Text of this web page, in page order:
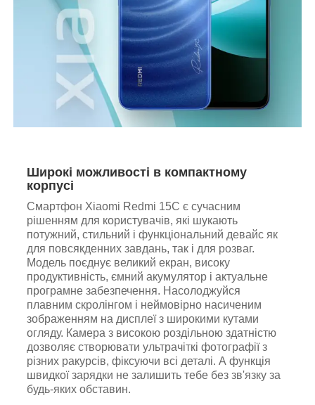
Широкі можливості в компактному
корпусі
Смартфон Xiaomi Redmi 15C є сучасним
рішенням для користувачів, які шукають
потужний, стильний і функціональний девайс як
для повсякденних завдань, так і для розваг.
Модель поєднує великий екран, високу
продуктивність, ємний акумулятор і актуальне
програмне забезпечення. Насолоджуйся
плавним скролінгом і неймовірно насиченим
зображенням на дисплеї з широкими кутами
огляду. Камера з високою роздільною здатністю
дозволяє створювати ультрачіткі фотографії з
різних ракурсів, фіксуючи всі деталі. А функція
швидкої зарядки не залишить тебе без зв'язку за
будь-яких обставин.